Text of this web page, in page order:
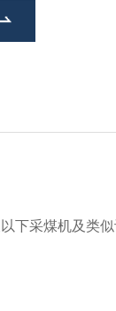
下采煤机及类似